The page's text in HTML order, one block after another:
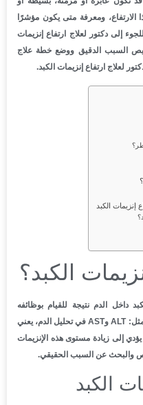
ومعرفة متى يكون مؤشرًا
إلى دكتور لعلاج ارتفاع إنزيمات
السبب الدقيق ووضع خطة علاج
لعلاج ارتفاع إنزيمات الكبد.
الكبد
الكبد؟
داخل الدم نتيجة للقيام بوظائفه
الحيوية، لكن ارتفاع مستويات هذه الإنزيمات مثل: ALT وAST في تحليل الدم، يعني
يؤدي إلى زيادة مستوى هذه الإنزيمات
والبحث عن السبب الحقيقي.
الكبد